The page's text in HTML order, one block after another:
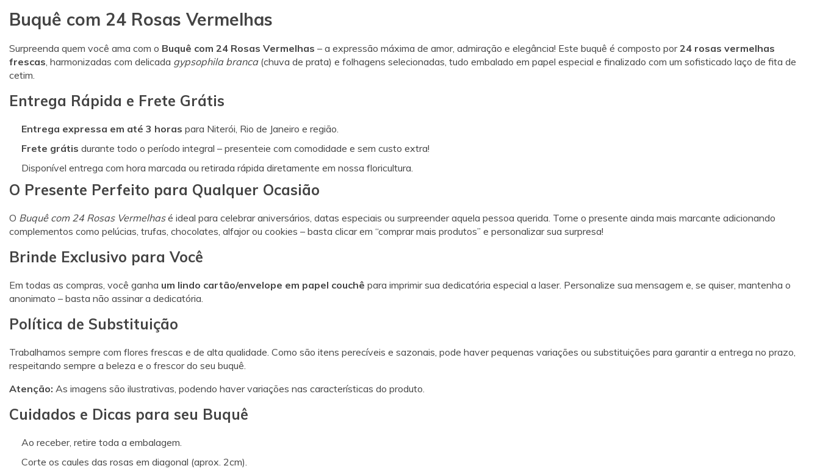
Buquê com 24 Rosas Vermelhas
Surpreenda quem você ama com o Buquê com 24 Rosas Vermelhas – a expressão máxima de amor, admiração e elegância! Este buquê é composto por24 rosas vermelhas
frescas, harmonizadas com delicada gypsophila branca(chuva de prata) e folhagens selecionadas, tudo embalado em papel especial e finalizado com um sofisticado laço de fita de
cetim.
Entrega Rápida e Frete Grátis
Entrega expressa em até 3 horas para Niterói, Rio de Janeiro e região.
Frete grátis durante todo o período integral – presenteie com comodidade e sem custo extra!
Disponível entrega com hora marcada ou retirada rápida diretamente em nossa floricultura.
O Presente Perfeito para Qualquer Ocasião
O Buquê com 24 Rosas Vermelhasé ideal para celebrar aniversários, datas especiais ou surpreender aquela pessoa querida. Torne o presente ainda mais marcante adicionando
complementos como pelúcias, trufas, chocolates, alfajor ou cookies – basta clicar em “comprar mais produtos” e personalizar sua surpresa!
Brinde Exclusivo para Você
Em todas as compras, você ganha um lindo cartão/envelope em papel couchê para imprimir sua dedicatória especial a laser. Personalize sua mensagem e, se quiser, mantenha o
anonimato – basta não assinar a dedicatória.
Política de Substituição
Trabalhamos sempre com flores frescas e de alta qualidade. Como são itens perecíveis e sazonais, pode haver pequenas variações ou substituições para garantir a entrega no prazo,
respeitando sempre a beleza e o frescor do seu buquê.
Atenção: As imagens são ilustrativas, podendo haver variações nas características do produto.
Cuidados e Dicas para seu Buquê
Ao receber, retire toda a embalagem.
Corte os caules das rosas em diagonal (aprox. 2cm).